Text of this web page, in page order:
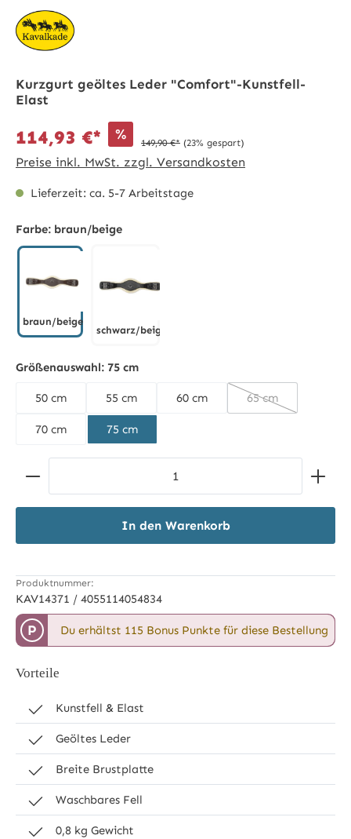
Kurzgurt geöltes Leder "Comfort"-Kunstfell-
Elast
114,93 €* % 149,90 €* (23% gespart)
Preise inkl. MwSt. zzgl. Versandkosten
Lieferzeit: ca. 5-7 Arbeitstage
Farbe: braun/beige
braun/beige
schwarz/beige
Größenauswahl: 75 cm
50 cm 55 cm 60 cm 65 cm
(Diese Option ist
70 cm 75 cm
Produkt Anzahl: Gib den gewünschten Wert ein
In den Warenkorb
Produktnummer:
KAV14371 / 4055114054834
P Du erhältst 115 Bonus Punkte für diese Bestellung
Vorteile
Kunstfell & Elast
Geöltes Leder
Breite Brustplatte
Waschbares Fell
0,8 kg Gewicht